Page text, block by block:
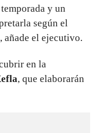
y un
según el
añade el ejecutivo.
en la
, que elaborarán